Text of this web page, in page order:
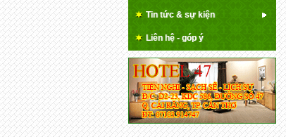
Tin tức & sự kiện
Liên hệ - góp ý